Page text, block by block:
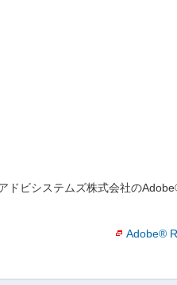
ドビシステムズ株式会社の
Adobe®